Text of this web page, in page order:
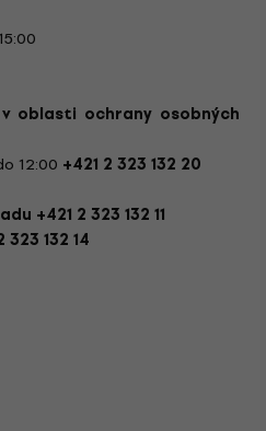
oblasti ochrany osobných
12:00 +421 2 323 132 20
+421 2 323 132 11
132 14